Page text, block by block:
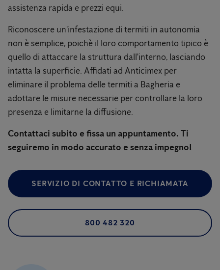
assistenza rapida e prezzi equi.
Riconoscere un'infestazione di termiti in autonomia
non è semplice, poichè il loro comportamento tipico è
quello di attaccare la struttura dall'interno, lasciando
intatta la superficie. Affidati ad Anticimex per
eliminare il problema delle termiti a Bagheria e
adottare le misure necessarie per controllare la loro
presenza e limitarne la diffusione.
Contattaci subito e fissa un appuntamento. Ti
seguiremo in modo accurato e senza impegno!
SERVIZIO DI CONTATTO E RICHIAMATA
800 482 320